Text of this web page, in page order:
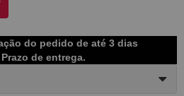
do pedido de até 3 dias
de entrega.